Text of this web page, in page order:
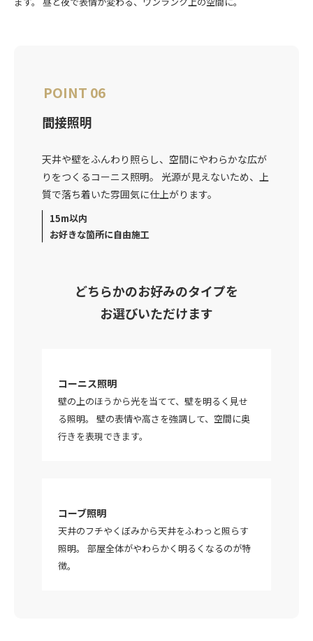
POINT 06
間接照明
天井や壁をふんわり照らし、空間にやわらかな広が
りをつくるコーニス照明。 光源が見えないため、上
質で落ち着いた雰囲気に仕上がります。
15m以内
お好きな箇所に自由施工
どちらかのお好みのタイプを
お選びいただけます
コーニス照明
壁の上のほうから光を当てて、壁を明るく見せ
る照明。 壁の表情や高さを強調して、空間に奥
行きを表現できます。
コーブ照明
天井のフチやくぼみから天井をふわっと照らす
照明。 部屋全体がやわらかく明るくなるのが特
徴。